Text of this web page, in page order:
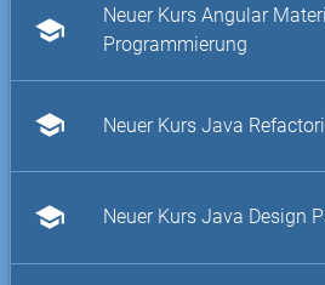
school
Neuer Kurs Angular
Programmierung
school Neuer Kurs Java
school Neuer Kurs Java Design